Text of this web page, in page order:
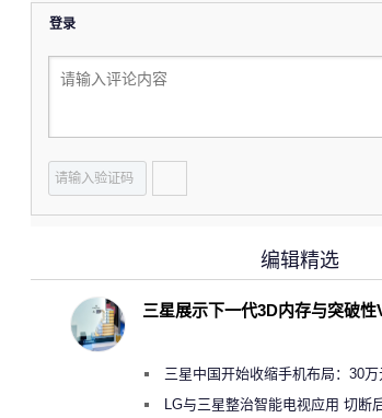
登录
编辑精选
三星展示下一代3D内存与突破
三星中国开始收缩手机布局：30
店 将被逐步清退
LG与三星整治智能电视应用 切断